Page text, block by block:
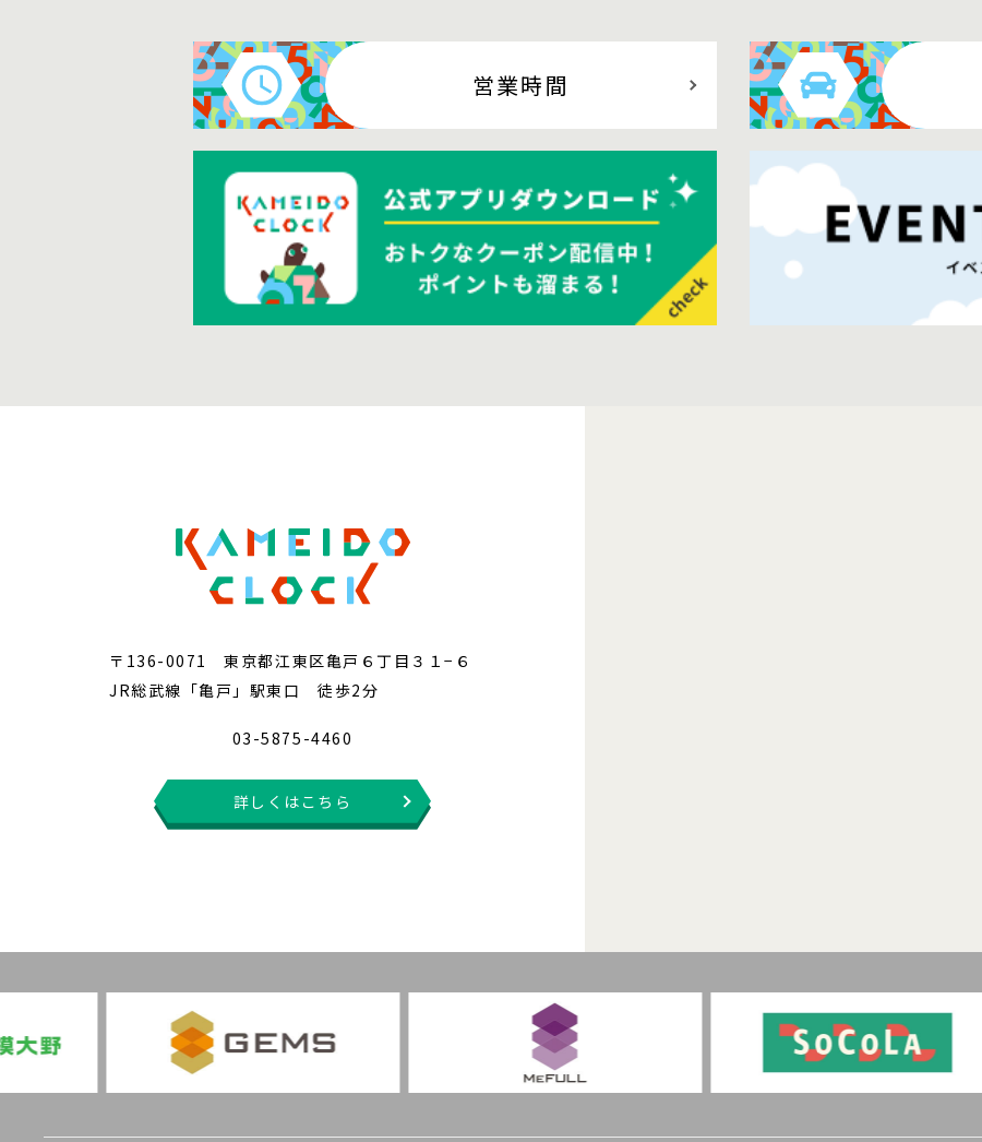
営業時間
〒136-0071 東京都江東区亀戸６丁目３１−６
JR総武線「亀戸」駅東口 徒歩2分
03-5875-4460
詳しくはこちら